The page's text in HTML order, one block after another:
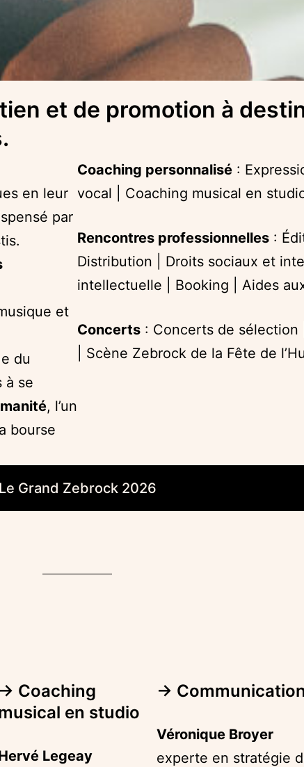
et de promotion à
en leur
par
et
du
à se
, l’un
bourse
Coaching personnalisé :
vocal | Coaching musical en
Rencontres professionnelles :
Distribution | Droits sociaux et
intellectuelle | Booking | Aides
Concerts : Concerts de sélection
| Scène Zebrock de la Fête de
Le Grand Zebrock 2026
→ Coaching
en studio
Legeay
→ Communication
Véronique Broyer
experte en stratégie